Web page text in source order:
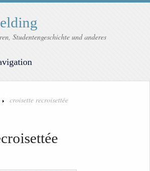
Studentengeschichte und anderes
croisette recroisettée